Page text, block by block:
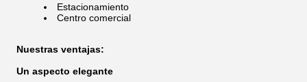
Estacionamiento
Centro comercial
Nuestras ventajas:
Un aspecto elegante